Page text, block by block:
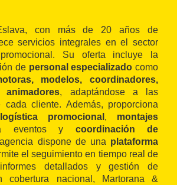
con más de 20 años de
servicios integrales en el sector
Su oferta incluye la
de personal especializado como
modelos, coordinadores,
, adaptándose a las
cada cliente. Además, proporciona
logística promocional , montajes
eventos y coordinación de
dispone de una plataforma
el seguimiento en tiempo real de
detallados y gestión de
cobertura nacional, Martorana &